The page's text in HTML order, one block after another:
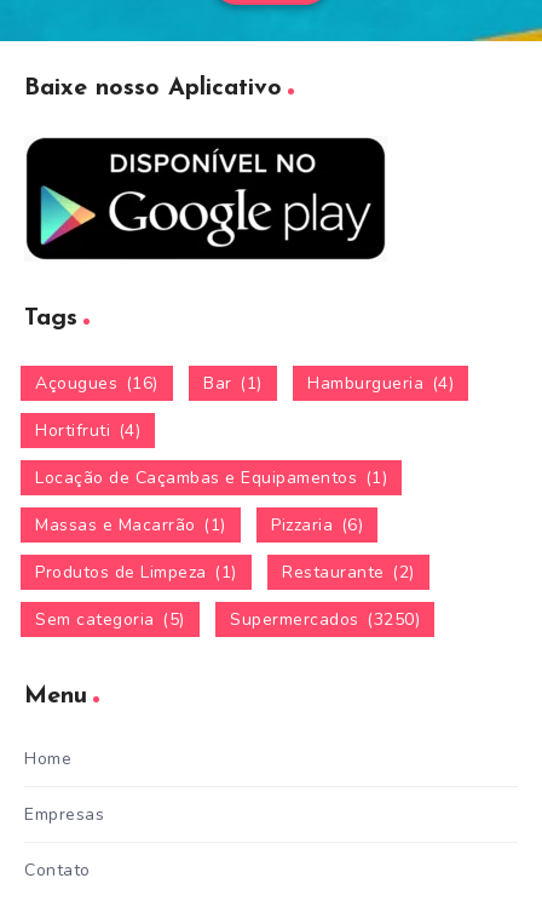
Baixe nosso Aplicativo
Tags
Açougues (16) Bar (1) Hamburgueria (4)
Hortifruti (4)
Locação de Caçambas e Equipamentos (1)
Massas e Macarrão (1) Pizzaria (6)
Produtos de Limpeza (1) Restaurante (2)
Sem categoria (5) Supermercados (3250)
Menu
Home
Empresas
Contato